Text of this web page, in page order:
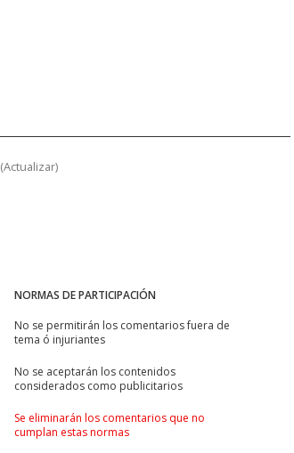
(Actualizar)
NORMAS DE PARTICIPACIÓN
No se permitirán los comentarios fuera de
tema ó injuriantes
No se aceptarán los contenidos
considerados como publicitarios
Se eliminarán los comentarios que no
cumplan estas normas